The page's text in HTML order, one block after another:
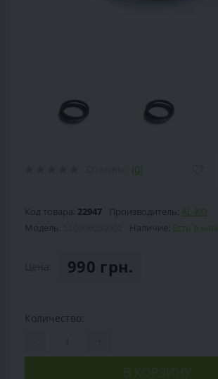
(0)
Код товара: 22947 Производитель: AL-KO
Модель:
Наличие: Есть в
990 грн.
Количество:
В КОРЗИНУ